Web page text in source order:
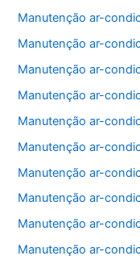
Manutenção ar-
Manutenção ar-
Manutenção ar-
Manutenção ar-
Manutenção ar-
Manutenção ar-
Manutenção ar-
Manutenção ar-
Manutenção ar-
Manutenção ar-